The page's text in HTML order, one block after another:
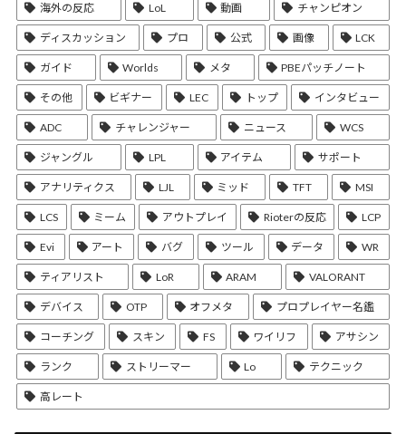
海外の反応 LoL 動画 チャンピオン
ディスカッション プロ 公式 画像 LCK
ガイド Worlds メタ PBEパッチノート
その他 ビギナー LEC トップ インタビュー
ADC チャレンジャー ニュース WCS
ジャングル LPL アイテム サポート
アナリティクス LJL ミッド TFT MSI
LCS ミーム アウトプレイ Rioterの反応 LCP
Evi アート バグ ツール データ WR
ティアリスト LoR ARAM VALORANT
デバイス OTP オフメタ プロプレイヤー名鑑
コーチング スキン FS ワイリフ アサシン
ランク ストリーマー Lo テクニック
高レート